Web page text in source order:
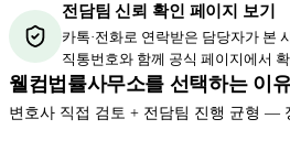
전담팀 신뢰 확인 페이지 보기
카톡·전화로 연락받은 담당자가 본
직통번호와 함께 공식 페이지에서
웰컴법률사무소를 선택하는 이
변호사 직접 검토 + 전담팀 진행 균형 —